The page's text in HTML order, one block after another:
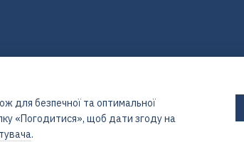
для безпечної та оптимальної
«Погодитися», щоб дати згоду на
.